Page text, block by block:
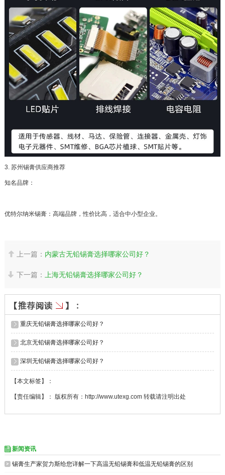
3. 苏州锡膏供应商推荐
知名品牌：
优特尔纳米锡膏：高端品牌，性价比高，适合中小型企业。
 上一篇： 内蒙古无铅锡膏选择哪家公司好？
 下一篇： 上海无铅锡膏选择哪家公司好？
重庆无铅锡膏选择哪家公司好？
北京无铅锡膏选择哪家公司好？
深圳无铅锡膏选择哪家公司好？
【本文标签】：
【责任编辑】： 版权所有：http://www.utexg.com 转载请注明出处
新闻资讯
 锡膏生产家​贺力斯给您详解一下高温无铅锡膏和低温无铅锡膏的区别